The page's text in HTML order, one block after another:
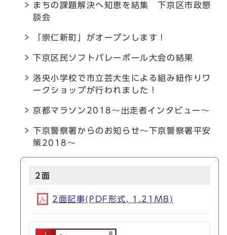
まちの課題解決へ知恵を結集 下京区市政懇
談会
「崇仁新町」がオープンします！
下京区民ソフトバレーボール大会の結果
洛央小学校で市立芸大生による組み紐作りワ
ークショップが行われました！
京都マラソン2018～出走者インタビュー～
下京警察署からのお知らせ～下京警察署平安
策2018～
2面
2面記事(PDF形式, 1.21MB)